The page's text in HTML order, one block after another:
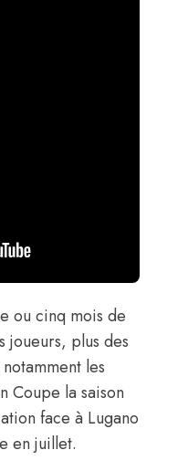
ou cinq mois de
joueurs, plus des
les
Coupe la saison
face à Lugano
en juillet.